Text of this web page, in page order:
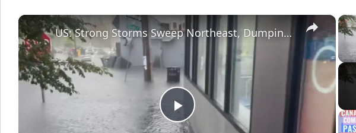
×
P
US: Strong Storms Sweep Northeast, Dumping Rain and Leaving Damage 2.